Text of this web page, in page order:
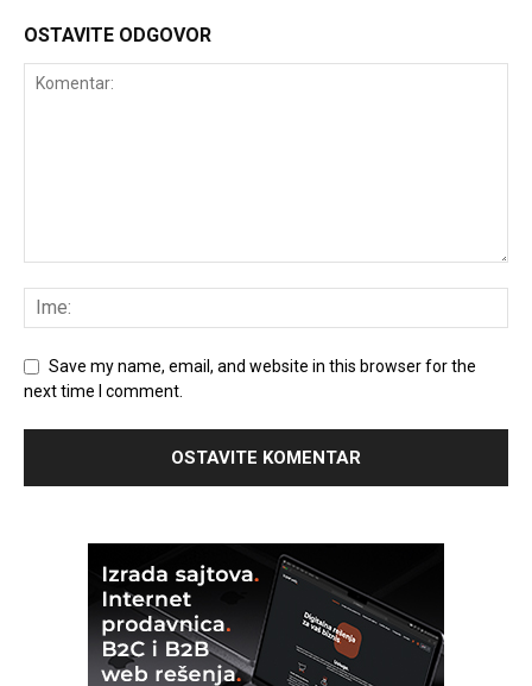
OSTAVITE ODGOVOR
Save my name, email, and website in this browser for the
next time I comment.